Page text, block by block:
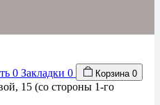
0 Закладки 0 Корзина 0
15 (со стороны 1-го